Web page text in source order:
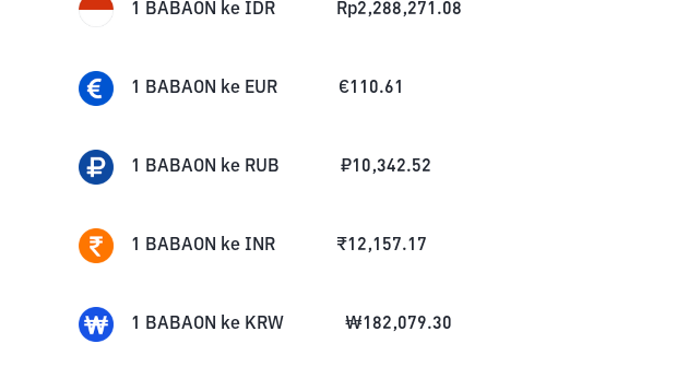
1 BABAON ke IDR Rp2,288,271.08
1 BABAON ke EUR €110.61
1 BABAON ke RUB ₽10,342.52
1 BABAON ke INR ₹12,157.17
1 BABAON ke KRW ₩182,079.30